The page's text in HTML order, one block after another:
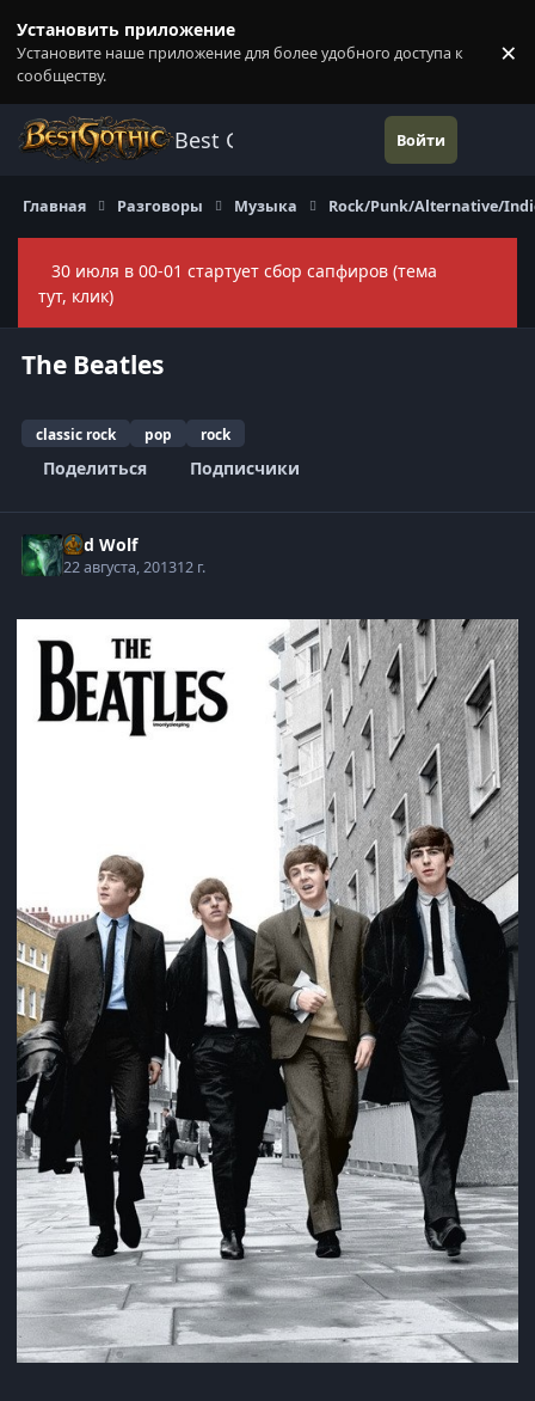
Установить приложение
Установите наше приложение для более удобного доступа к
сообществу.
×
Best Gothic Forums Войти
Главная Разговоры Музыка Rock/Punk/Alternative/
30 июля в 00-01 стартует сбор сапфиров (тема
тут, клик)
The Beatles
classic rock pop rock
Поделиться Подписчики
Bad Wolf
22 августа, 201312 г.